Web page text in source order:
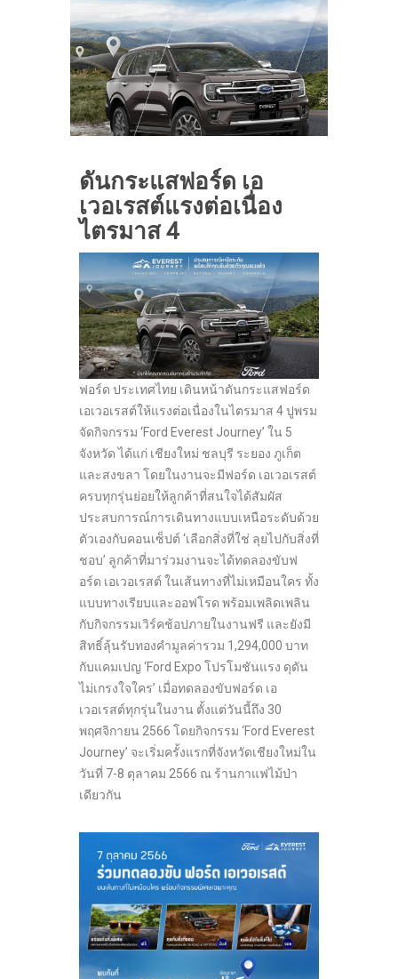
ดันกระแสฟอร์ด เอ
เวอเรสต์แรงต่อเนื่อง
ไตรมาส4
ฟอร์ด ประเทศไทย เดินหน้าดันกระแสฟอร์ด
เอเวอเรสต์ให้แรงต่อเนื่องในไตรมาส 4 ปูพรม
จัดกิจกรรม ‘Ford Everest Journey’ ใน 5
จังหวัด ได้แก่ เชียงใหม่ ชลบุรี ระยอง ภูเก็ต
และสงขลา โดยในงานจะมีฟอร์ด เอเวอเรสต์
ครบทุกรุ่นย่อยให้ลูกค้าที่สนใจได้สัมผัส
ประสบการณ์การเดินทางแบบเหนือระดับด้วย
ตัวเองกับคอนเซ็ปต์ ‘เลือกสิ่งที่ใช่ ลุยไปกับสิ่งที่
ชอบ’ ลูกค้าที่มาร่วมงานจะได้ทดลองขับฟ
อร์ด เอเวอเรสต์ ในเส้นทางที่ไม่เหมือนใคร ทั้ง
แบบทางเรียบและออฟโรด พร้อมเพลิดเพลิน
กับกิจกรรมเวิร์คช้อปภายในงานฟรี และยังมี
สิทธิ์ลุ้นรับทองคำมูลค่ารวม 1,294,000 บาท
กับแคมเปญ ‘Ford Expo โปรโมชันแรง ดุดัน
ไม่เกรงใจใคร’ เมื่อทดลองขับฟอร์ด เอ
เวอเรสต์ทุกรุ่นในงาน ตั้งแต่วันนี้ถึง 30
พฤศจิกายน 2566 โดยกิจกรรม ‘Ford Everest
Journey’ จะเริ่มครั้งแรกที่จังหวัดเชียงใหม่ใน
วันที่ 7-8 ตุลาคม 2566 ณ ร้านกาแฟไม้ป่า
เดียวกัน